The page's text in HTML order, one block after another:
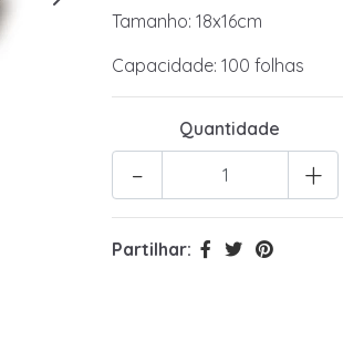
Tamanho: 18x16cm
Capacidade: 100 folhas
Quantidade
+
-
Partilhar: